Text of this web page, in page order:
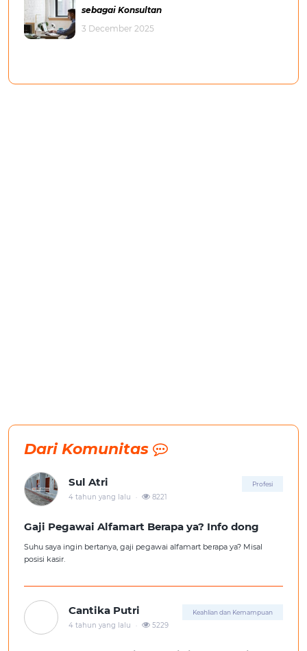
sebagai Konsultan
3 December 2025
Dari Komunitas
Sul Atri Profesi
4 tahun yang lalu 8221
Gaji Pegawai Alfamart Berapa ya? Info dong
Suhu saya ingin bertanya, gaji pegawai alfamart berapa ya? Misal
posisi kasir.
Cantika Putri Keahlian dan Kemampuan
4 tahun yang lalu 5229